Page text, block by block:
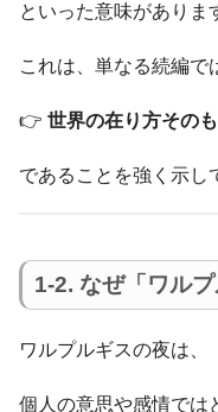
といった意味がありま
これは、単なる続編で
👉 世界の在り方その
であることを強く示し
1-2. なぜ「ワル
ワルプルギスの夜は、
個人の意思や感情では